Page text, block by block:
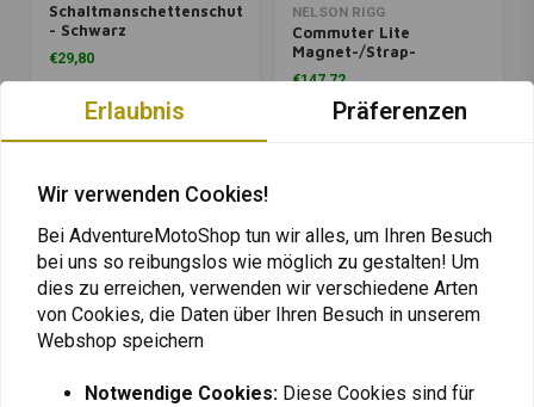
Schaltmanschettenschutz
- Schwarz
€29,80
NELSON RIGG
Commuter Lite
Magnet-/Strap-
Tankrucksack – 5,8
€147,72
Erlaubnis Präferenzen
Wir verwenden Cookies!
Bei AdventureMotoShop tun wir alles, um Ihren Besuch
bei uns so reibungslos wie möglich zu gestalten! Um
dies zu erreichen, verwenden wir verschiedene Arten
von Cookies, die Daten über Ihren Besuch in unserem
Webshop speichern
Notwendige Cookies: Diese Cookies sind für